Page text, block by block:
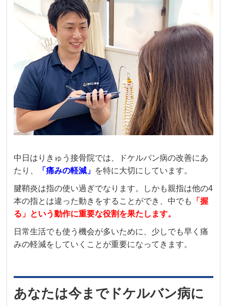
中日はりきゅう接骨院では、ドケルバン病の改善にあ
たり、
「痛みの軽減」 を特に大切にしています。
腱鞘炎は指の使い過ぎでなります。しかも親指は他の4
本の指とは違った動きをすることができ、中でも
「握
る」という動作に重要な役割を果たします。
日常生活でも使う機会が多いために、少しでも早く痛
みの軽減をしていくことが重要になってきます。
あなたは今までドケルバン病に